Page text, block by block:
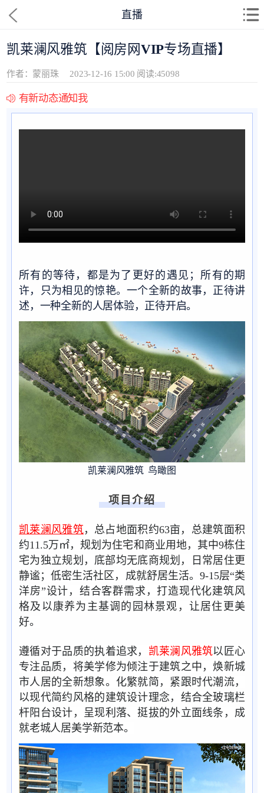
直播
凯莱澜风雅筑【阅房网VIP专场直播】
作者：蒙丽珠 2023-12-16 15:00 阅读:45098
有新动态通知我
所有的等待，都是为了更好的遇见；所有的期
许，只为相见的惊艳。一个全新的故事，正待讲
述，一种全新的人居体验，正待开启。
凯莱澜风雅筑 鸟瞰图
项目介绍
凯莱澜风雅筑，总占地面积约63亩，总建筑面积
约11.5万㎡，规划为住宅和商业用地，其中9栋住
宅为独立规划，底部均无底商规划，日常居住更
静谧；低密生活社区，成就舒居生活。9-15层“类
洋房”设计，结合客群需求，打造现代化建筑风
格及以康养为主基调的园林景观，让居住更美
好。
遵循对于品质的执着追求， 凯莱澜风雅筑以匠心
专注品质，将美学修为倾注于建筑之中，焕新城
市人居的全新想象。化繁就简，紧跟时代潮流，
以现代简约风格的建筑设计理念，结合全玻璃栏
杆阳台设计，呈现利落、挺拔的外立面线条，成
就老城人居美学新范本。